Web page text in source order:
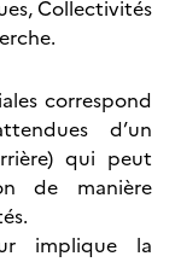
Collectivités
correspond
d’un
qui peut
de manière
implique la